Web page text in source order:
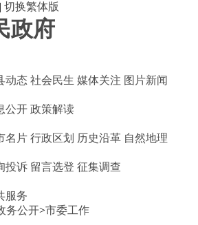
| 切换繁体版
动态 社会民生 媒体关注 图片新闻
公开 政策解读
名片 行政区划 历史沿革 自然地理
投诉 留言选登 征集调查
服务
务公开>市委工作